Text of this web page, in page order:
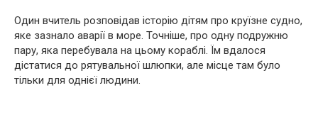
Один вчитель розповідав історію дітям про круїзне судно,
яке зазнало авapiї в море. Точніше, про одну подружню
пару, яка перебувала на цьому кораблі. Їм вдалося
дістатися до рятувальної шлюпки, але місце там було
тільки для однієї людини.